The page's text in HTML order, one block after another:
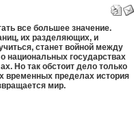
все большее значение.
их разделяющих, и
станет войной между
национальных государствах
Но так обстоит дело только
временных пределах история
мир.